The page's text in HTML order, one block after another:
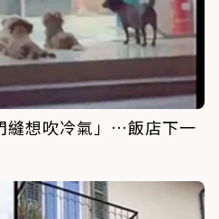
縫想吹冷氣」…飯店下一